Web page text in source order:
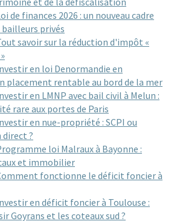
de finances 2026 : un nouveau cadre
privés
savoir sur la réduction d'impôt «
en loi Denormandie en
placement rentable au bord de la mer
en LMNP avec bail civil à Melun :
rare aux portes de Paris
en nue-propriété : SCPI ou
?
loi Malraux à Bayonne :
et immobilier
fonctionne le déficit foncier à
en déficit foncier à Toulouse :
Goyrans et les coteaux sud ?